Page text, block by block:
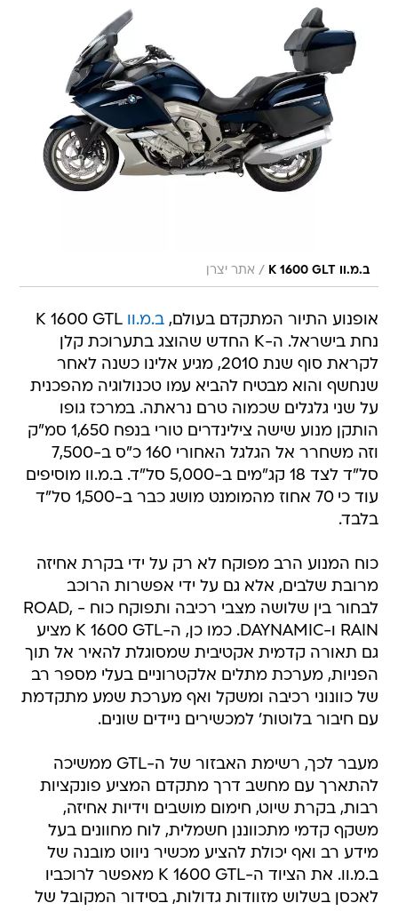
ב.מ.וו K 1600 GLT / אתר יצרן
אופנוע התיור המתקדם בעולם,ב.מ.וו K 1600 GTL
נחת בישראל. ה-K החדש שהוצג בתערוכת קלן
לקראת סוף שנת 2010, מגיע אלינו כשנה לאחר
שנחשף והוא מבטיח להביא עמו טכנולוגיה מהפכנית
על שני גלגלים שכמוה טרם נראתה. במרכז גופו
הותקן מנוע שישה צילינדרים טורי בנפח 1,650 סמ"ק
וזה משחרר אל הגלגל האחורי 160 כ"ס ב-7,500
סל"ד לצד 18 קג"מים ב-5,000 סל"ד. ב.מ.וו מוסיפים
עוד כי 70 אחוז מהמומנט מושג כבר ב-1,500 סל"ד
בלבד.
כוח המנוע הרב מפוקח לא רק על ידי בקרת אחיזה
מרובת שלבים, אלא גם על ידי אפשרות הרוכב
לבחור בין שלושה מצבי רכיבה ותפוקח כוח - ROAD,
RAIN ו-DAYNAMIC. כמו כן, ה-K 1600 GTL מציע
גם תאורה קדמית אקטיבית שמסוגלת להאיר אל תוך
הפניות, מערכת מתלים אלקטרוניים בעלי מספר רב
של כוונוני רכיבה ומשקל ואף מערכת שמע מתקדמת
עם חיבור בלוטות' למכשירים ניידים שונים.
מעבר לכך, רשימת האבזור של ה-GTL ממשיכה
להתארך עם מחשב דרך מתקדם המציע פונקציות
רבות, בקרת שיוט, חימום מושבים וידיות אחיזה,
משקף קדמי מתכווננן חשמלית, לוח מחוונים בעל
מידע רב ואף יכולת להציע מכשיר ניווט מובנה של
ב.מ.וו. את הציוד ה-K 1600 GTL מאפשר לרוכביו
לאכסן בשלוש מזוודות גדולות, בסידור המקובל של